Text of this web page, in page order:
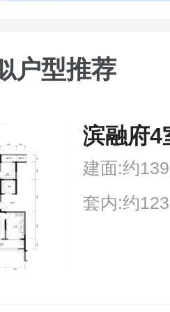
户型推荐
滨融府4
建面:约
套内:约